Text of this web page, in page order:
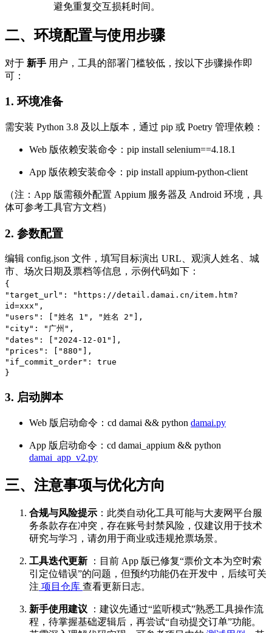
避免重复交互损耗时间。
二、环境配置与使用步骤
对于 新手 用户，工具的部署门槛较低，按以下步骤操作即
可：
1. 环境准备
需安装 Python 3.8 及以上版本，通过 pip 或 Poetry 管理依赖：
Web 版依赖安装命令：pip install selenium==4.18.1
App 版依赖安装命令：pip install appium-python-client
（注：App 版需额外配置 Appium 服务器及 Android 环境，具
体可参考工具官方文档）
2. 参数配置
编辑 config.json 文件，填写目标演出 URL、观演人姓名、城
市、场次日期及票档等信息，示例代码如下：
{
"target_url": "https://detail.damai.cn/item.htm?
id=xxx",
"users": ["姓名 1", "姓名 2"],
"city": "广州",
"dates": ["2024-12-01"],
"prices": ["880"],
"if_commit_order": true
}
3. 启动脚本
Web 版启动命令：cd damai && python damai.py
App 版启动命令：cd damai_appium && python
damai_app_v2.py
三、注意事项与优化方向
合规与风险提示 ：此类自动化工具可能与大麦网平台服
务条款存在冲突，存在账号封禁风险，仅建议用于技术
研究与学习，请勿用于商业或违规抢票场景。
工具迭代更新
：目前 App 版已修复“票价文本为空时索
引定位错误”的问题，但预约功能仍在开发中，后续可关
注 项目仓库 查看更新日志。
新手使用建议
：建议先通过“监听模式”熟悉工具操作流
程，待掌握基础逻辑后，再尝试“自动提交订单”功能。